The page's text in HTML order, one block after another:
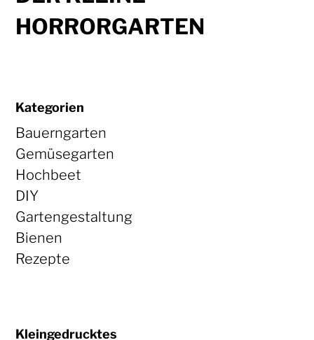
HORRORGARTEN
Kategorien
Bauerngarten
Gemüsegarten
Hochbeet
DIY
Gartengestaltung
Bienen
Rezepte
Kleingedrucktes